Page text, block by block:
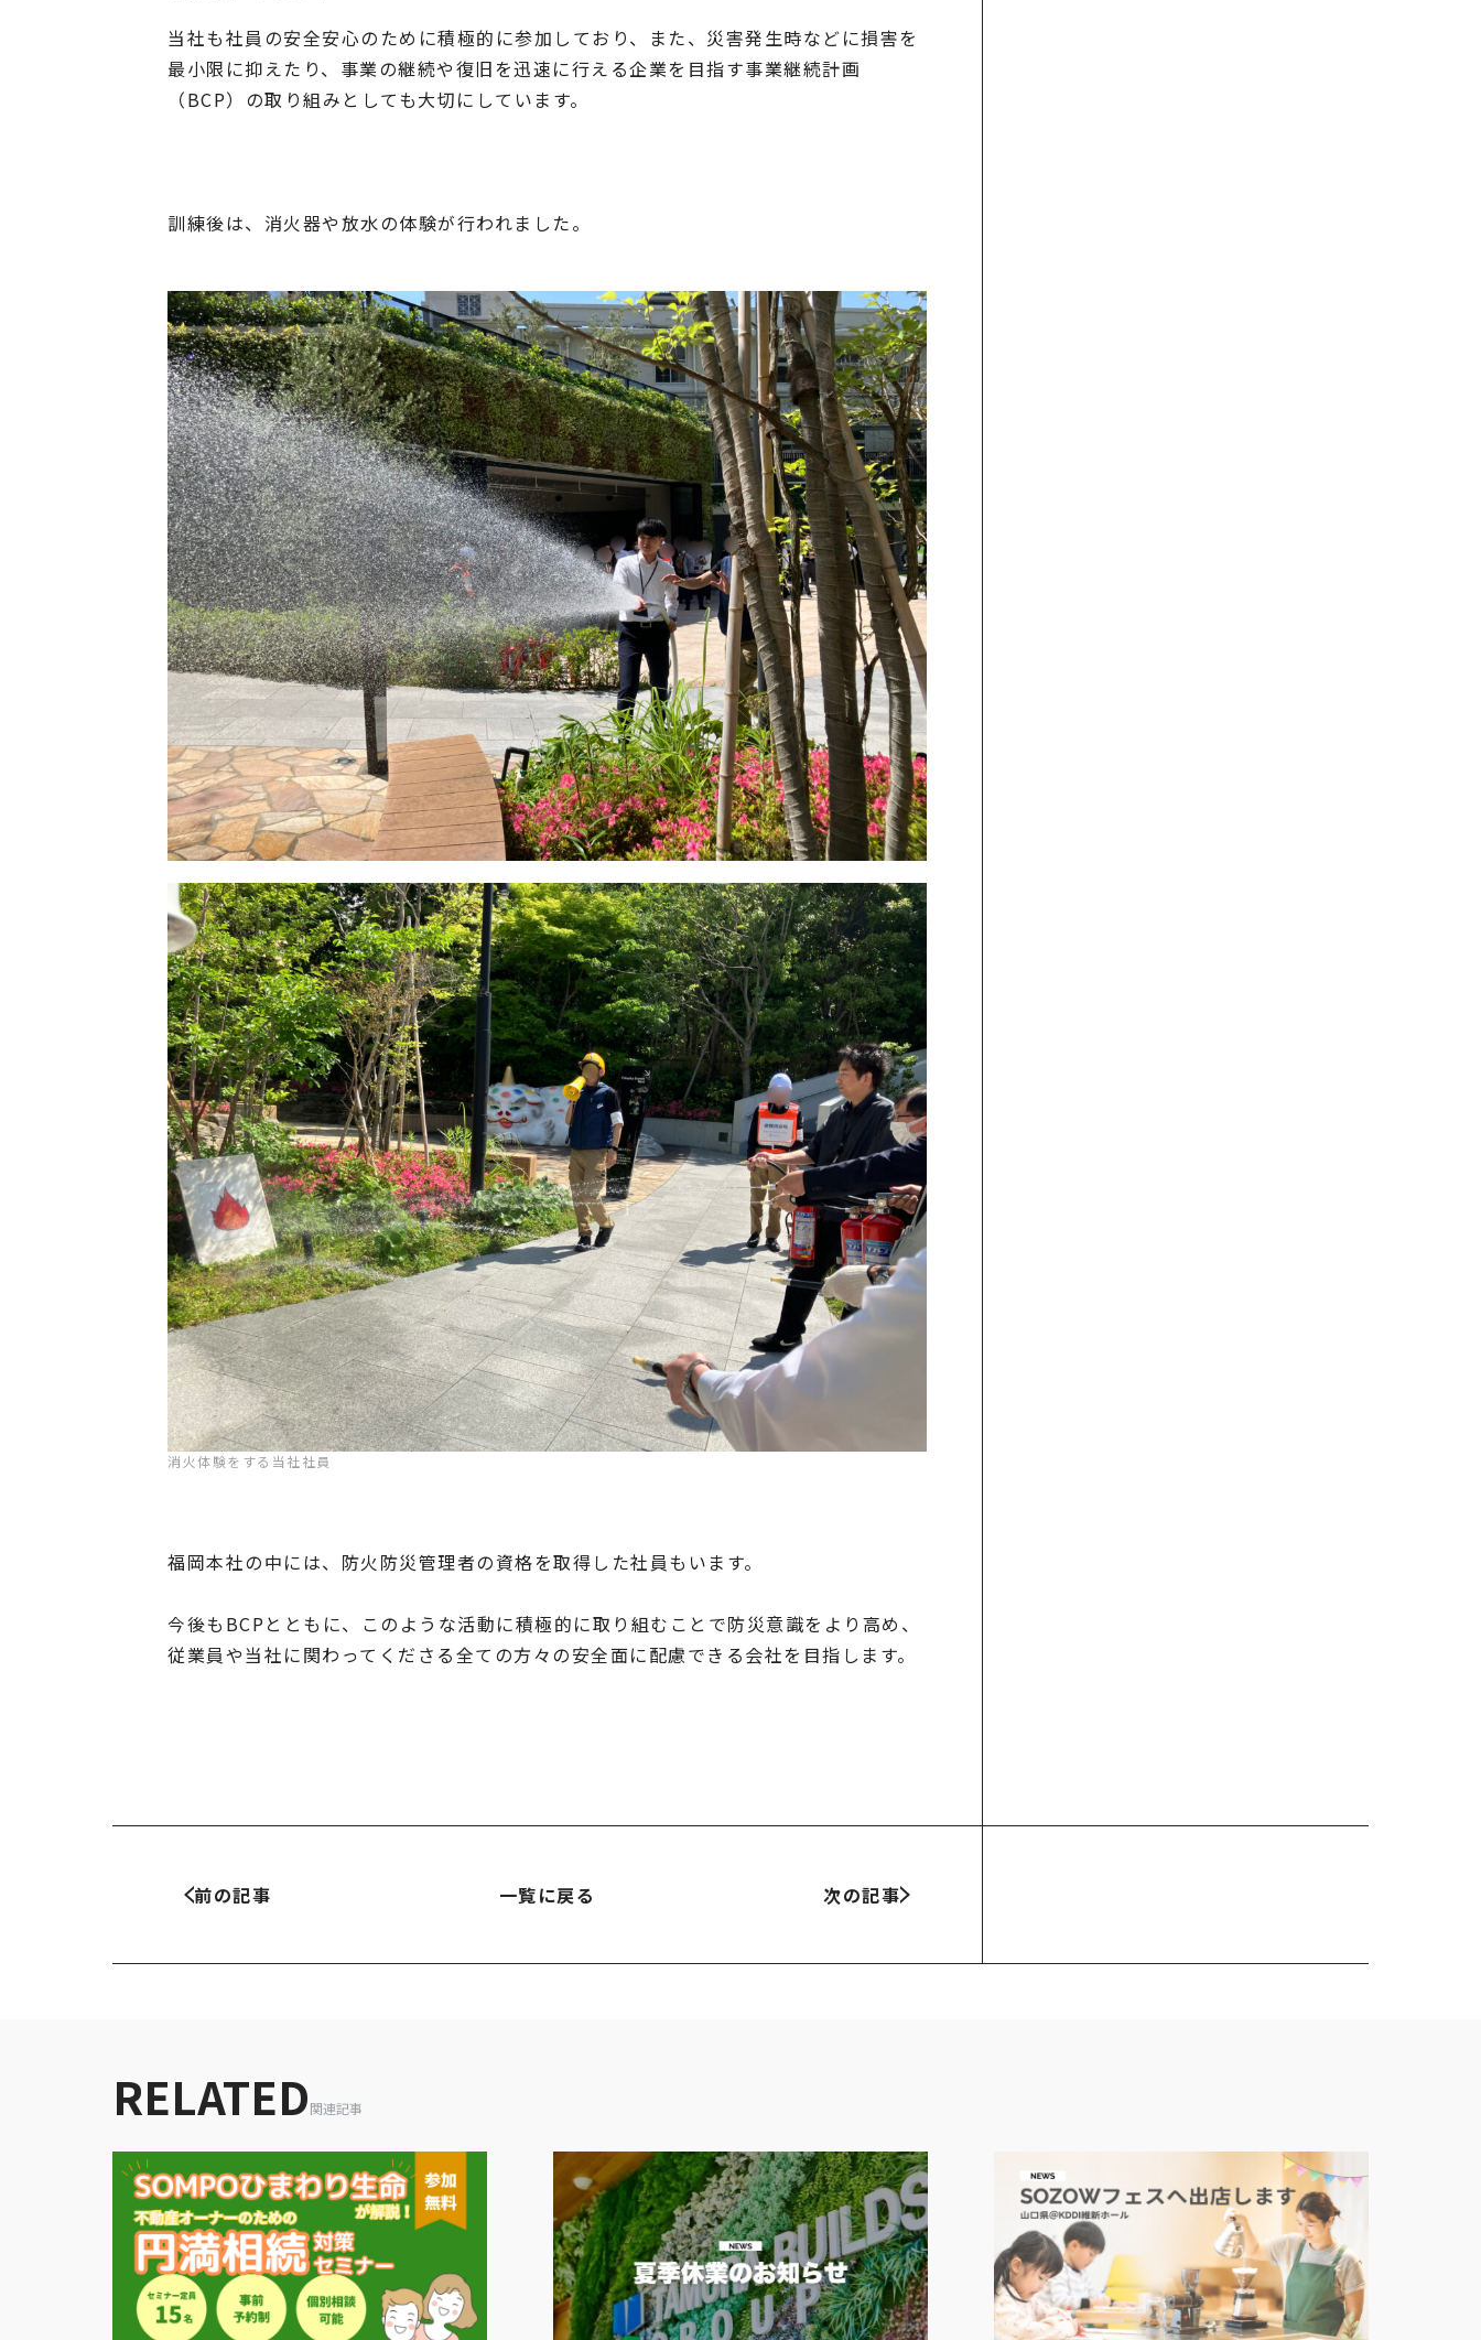
個人情報保護方針
反社会的勢力に対する基本方針
カスタマーハラスメントに対する基本方針
専用請求書
企業情報
グループ各社概要
トップメッセージ
田村ビルズグループ
の歴史
事業案内
建築・不動産事業
環境リサイクル事業
TAMURA PHILOSOPHY
TAMURA MEDIA
オリジナルグッズ
メディア実績
当社も社員の安全安心のために積極的に参加しており、また、災害発生時などに損害を
最小限に抑えたり、事業の継続や復旧を迅速に行える企業を目指す事業継続計画
（BCP）の取り組みとしても大切にしています。
訓練後は、消火器や放水の体験が行われました。
消火体験をする当社社員
福岡本社の中には、防火防災管理者の資格を取得した社員もいます。
今後もBCPとともに、このような活動に積極的に取り組むことで防災意識をより高め、
従業員や当社に関わってくださる全ての方々の安全面に配慮できる会社を目指します。
前の記事 一覧に戻る 次の記事
RELATED関連記事